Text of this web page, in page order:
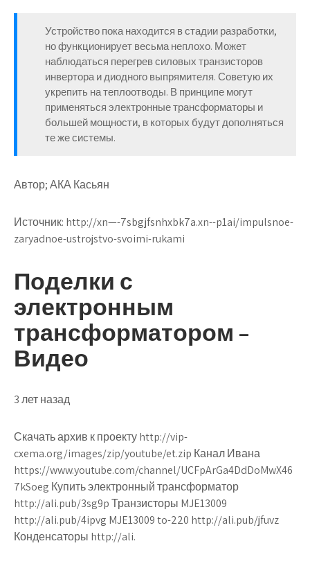
Устройство пока находится в стадии разработки,
но функционирует весьма неплохо. Может
наблюдаться перегрев силовых транзисторов
инвертора и диодного выпрямителя. Советую их
укрепить на теплоотводы. В принципе могут
применяться электронные трансформаторы и
большей мощности, в которых будут дополняться
те же системы.
Автор; АКА Касьян
Источник: http://xn—-7sbgjfsnhxbk7a.xn--p1ai/impulsnoe-
zaryadnoe-ustrojstvo-svoimi-rukami
Поделки с
электронным
трансформатором –
Видео
3 лет назад
Скачать архив к проекту http://vip-
cxema.org/images/zip/youtube/et.zip Канал Ивана
https://www.youtube.com/channel/UCFpArGa4DdDoMwX46
7kSoeg Купить электронный трансформатор
http://ali.pub/3sg9p Транзисторы MJE13009
http://ali.pub/4ipvg MJE13009 to-220 http://ali.pub/jfuvz
Конденсаторы http://ali.